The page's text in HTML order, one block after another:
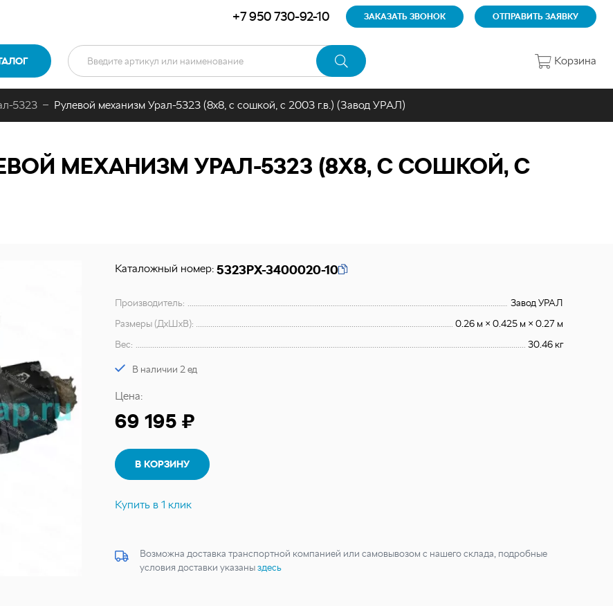
+7 950 730-92-10 ЗАКАЗАТЬ ЗВОНОК ОТПРАВИТЬ ЗАЯВКУ
Корзина
5323 Рулевой механизм Урал-5323 (8х8, с сошкой, с 2003 г.в.) (Завод УРАЛ)
МЕХАНИЗМ УРАЛ-5323 (8Х8, С СОШКОЙ, С
Каталожный номер: 5323РХ-3400020-10
Производитель:
Завод УРАЛ
Размеры (ДхШхВ):
0.26 м × 0.425 м × 0.27 м
Вес:
30.46 кг
В наличии 2 ед
Цена:
69 195 ₽
В КОРЗИНУ
Купить в 1 клик
Возможна доставка транспортной компанией или самовывозом с нашего склада, подробные
условия доставки указаныздесь